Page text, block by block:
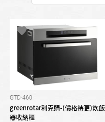
GTD-460
greenrotar利克購-(價格待更)炊飯
器收納櫃